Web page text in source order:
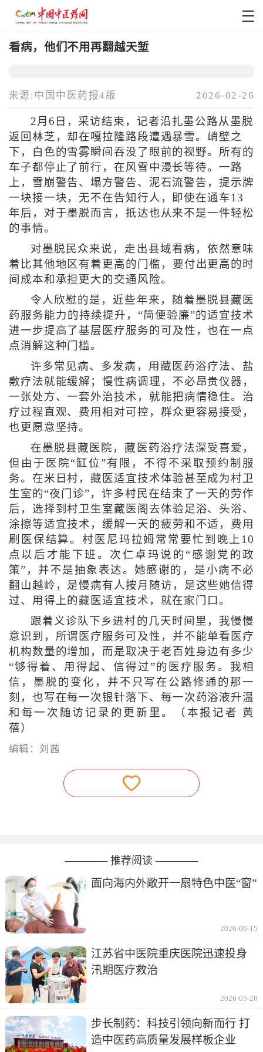
看病，他们不用再翻越天堑
来源:中国中医药报4版 2026-02-26
2月6日，采访结束，记者沿扎墨公路从墨脱
返回林芝，却在嘎拉隆路段遭遇暴雪。峭壁之
下，白色的雪雾瞬间吞没了眼前的视野。所有的
车子都停止了前行，在风雪中漫长等待。一路
上，雪崩警告、塌方警告、泥石流警告，提示牌
一块接一块，无不在告知行人，即使在通车13
年后，对于墨脱而言，抵达也从来不是一件轻松
的事情。
对墨脱民众来说，走出县域看病，依然意味
着比其他地区有着更高的门槛，要付出更高的时
间成本和承担更大的交通风险。
令人欣慰的是，近些年来，随着墨脱县藏医
药服务能力的持续提升，“简便验廉”的适宜技术
进一步提高了基层医疗服务的可及性，也在一点
点消解这种门槛。
许多常见病、多发病，用藏医药浴疗法、盐
敷疗法就能缓解；慢性病调理，不必昂贵仪器，
一张处方、一套外治技术，就能把病情稳住。治
疗过程直观、费用相对可控，群众更容易接受，
也更愿意坚持。
在墨脱县藏医院，藏医药浴疗法深受喜爱，
但由于医院“缸位”有限，不得不采取预约制服
务。在米日村，藏医适宜技术体验甚至成为村卫
生室的“夜门诊”，许多村民在结束了一天的劳作
后，选择到村卫生室藏医阁去体验足浴、头浴、
涂擦等适宜技术，缓解一天的疲劳和不适，费用
刷医保结算。村医尼玛拉姆常常要忙到晚上10
点以后才能下班。次仁卓玛说的“感谢党的政
策”，并不是抽象表达。她感谢的，是小病不必
翻山越岭，是慢病有人按月随访，是这些她信得
过、用得上的藏医适宜技术，就在家门口。
跟着义诊队下乡进村的几天时间里，我慢慢
意识到，所谓医疗服务可及性，并不能单看医疗
机构数量的增加，而是取决于老百姓身边有多少
“够得着、用得起、信得过”的医疗服务。我相
信，墨脱的变化，并不只写在公路修通的那一
刻，也写在每一次银针落下、每一次药浴液升温
和每一次随访记录的更新里。（本报记者 黄
蓓）
编辑：刘茜
———— 推荐阅读 ————
面向海内外敞开一扇特色中医“窗”
2026-06-15
江苏省中医院重庆医院迅速投身
汛期医疗救治
2026-05-28
步长制药：科技引领向新而行 打
造中医药高质量发展样板企业